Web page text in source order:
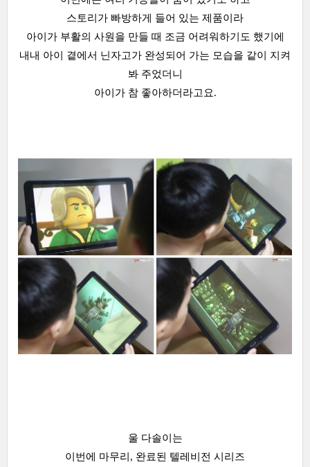
스토리가 빠방하게 들어 있는 제품이라
아이가 부활의 사원을 만들 때 조금 어려워하기도 했기에
내내 아이 곁에서 닌자고가 완성되어 가는 모습을 같이 지켜
봐 주었더니
아이가 참 좋아하더라고요.
울 다솔이는
이번에 마무리, 완료된 텔레비전 시리즈